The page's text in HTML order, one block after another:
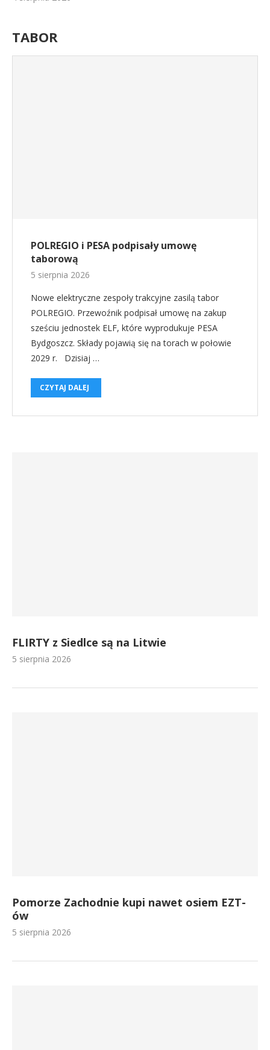
TABOR
POLREGIO i PESA podpisały umowę
taborową
5 sierpnia 2026
Nowe elektryczne zespoły trakcyjne zasilą tabor
POLREGIO. Przewoźnik podpisał umowę na zakup
sześciu jednostek ELF, które wyprodukuje PESA
Bydgoszcz. Składy pojawią się na torach w połowie
2029 r. Dzisiaj …
CZYTAJ DALEJ
FLIRTY z Siedlce są na Litwie
5 sierpnia 2026
Pomorze Zachodnie kupi nawet osiem EZT-
ów
5 sierpnia 2026